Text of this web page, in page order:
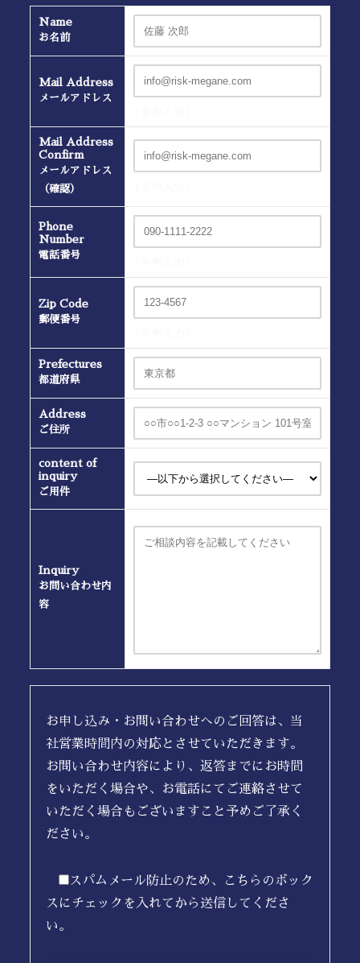
Name
お名前
Mail Address
メールアドレス
Mail Address
Confirm
メールアドレス
（確認）
Phone
Number
電話番号
Zip Code
郵便番号
Prefectures
都道府県
Address
ご住所
content of
inquiry
ご用件
Inquiry
お問い合わせ内
容
お申し込み・お問い合わせへのご回答は、当
社営業時間内の対応とさせていただきます。
お問い合わせ内容により、返答までにお時間
をいただく場合や、お電話にてご連絡させて
いただく場合もございますこと予めご了承く
ださい。
スパムメール防止のため、こちらのボック
スにチェックを入れてから送信してくださ
い。